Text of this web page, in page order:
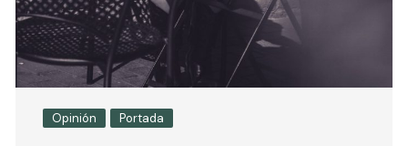
Opinión Portada